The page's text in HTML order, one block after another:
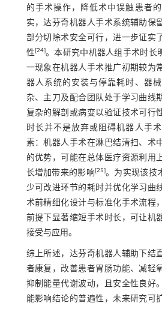
的手术操作，降低术中误触患者
实，达芬奇机器人手术系统辅助保
部分切除术安全可行，进一步证实
性[24]。本研究中机器人组手术时长
一现象在机器人手术推广初期较为
器人系统的安装与停靠耗时、器
杂、主刀及配合团队处于学习曲线
复杂的解剖或病变以验证技术可行
时长并不是放弃或阻碍机器人手
素：机器人手术在淋巴结清扫、术
的优势，可能在总体医疗资源利用
长增加带来的影响 [25]。为实现该技
少可改进环节的耗时并优化学习曲
术前精细化设计与标准化手术流程
前提下显著缩短手术时长，可让机
接受与应用。
综上所述，达芬奇机器人辅助下结
者康复，改善患者胃肠功能、减轻
抑制能量代谢波动，且安全性良好
能影响结论的普遍性，未来研究可